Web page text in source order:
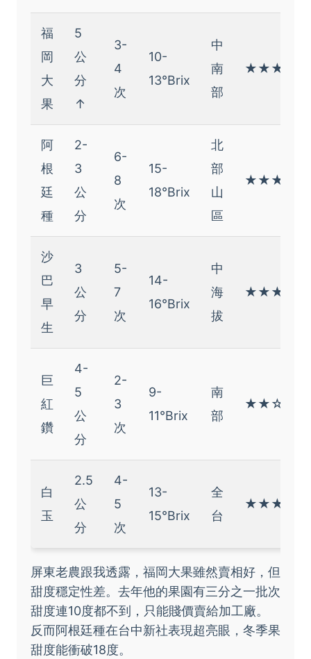
福
岡
大
果
5
公
分
↑
3-
4
次
10-
13°Brix
中
南
部
★★★☆☆
阿
根
廷
種
2-
3
公
分
6-
8
次
15-
18°Brix
北
部
山
區
★★★★★
沙
巴
早
生
3
公
分
5-
7
次
14-
16°Brix
中
海
拔
★★★★☆
巨
紅
鑽
4-
5
公
分
2-
3
次
9-
11°Brix
南
部
★★☆☆☆
白
玉
2.5
公
分
4-
5
次
13-
15°Brix
全
台
★★★☆☆
屏東老農跟我透露，福岡大果雖然賣相好，但
甜度穩定性差。去年他的果園有三分之一批次
甜度連10度都不到，只能賤價賣給加工廠。
反而阿根廷種在台中新社表現超亮眼，冬季果
甜度能衝破18度。